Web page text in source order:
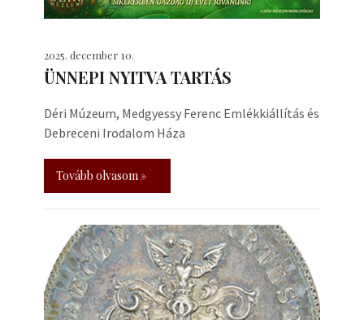
2025. december 10.
ÜNNEPI NYITVA TARTÁS
Déri Múzeum, Medgyessy Ferenc Emlékkiállítás és
Debreceni Irodalom Háza
Tovább olvasom »